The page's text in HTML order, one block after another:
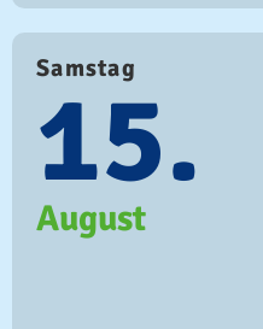
Samstag
15.
August